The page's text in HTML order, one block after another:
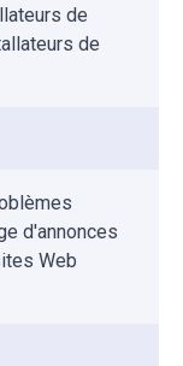
de
de
d'annonces
Web